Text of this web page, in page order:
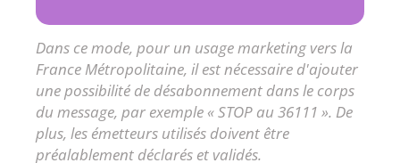
Dans ce mode, pour un usage marketing vers la
France Métropolitaine, il est nécessaire d'ajouter
une possibilité de désabonnement dans le corps
du message, par exemple « STOP au 36111 ». De
plus, les émetteurs utilisés doivent être
préalablement déclarés et validés.